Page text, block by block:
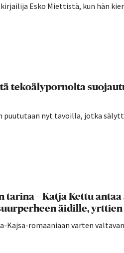
Esko Miettistä, kun hän
tekoälypornolta
nyt tavoilla, jotka
tarina – Katja Kettu
äidille,
romaaniaan varten